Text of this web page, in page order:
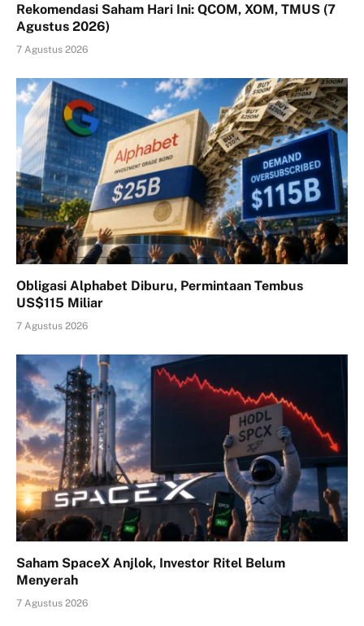
Rekomendasi Saham Hari Ini: QCOM, XOM, TMUS (7
Agustus 2026)
7 Agustus 2026
Obligasi Alphabet Diburu, Permintaan Tembus
US$115 Miliar
7 Agustus 2026
Saham SpaceX Anjlok, Investor Ritel Belum
Menyerah
7 Agustus 2026